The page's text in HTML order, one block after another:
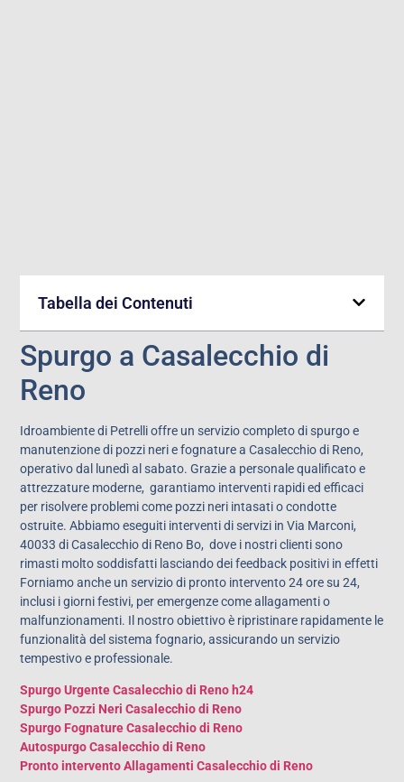
Tabella dei Contenuti
Spurgo a Casalecchio di
Reno
Idroambiente di Petrelli offre un servizio completo di spurgo e
manutenzione di pozzi neri e fognature a Casalecchio di Reno,
operativo dal lunedì al sabato. Grazie a personale qualificato e
attrezzature moderne, garantiamo interventi rapidi ed efficaci
per risolvere problemi come pozzi neri intasati o condotte
ostruite. Abbiamo eseguiti interventi di servizi in Via Marconi,
40033 di Casalecchio di Reno Bo, dove i nostri clienti sono
rimasti molto soddisfatti lasciando dei feedback positivi in effetti
Forniamo anche un servizio di pronto intervento 24 ore su 24,
inclusi i giorni festivi, per emergenze come allagamenti o
malfunzionamenti. Il nostro obiettivo è ripristinare rapidamente le
funzionalità del sistema fognario, assicurando un servizio
tempestivo e professionale.
Spurgo Urgente Casalecchio di Reno h24
Spurgo Pozzi Neri Casalecchio di Reno
Spurgo Fognature Casalecchio di Reno
Autospurgo Casalecchio di Reno
Pronto intervento Allagamenti Casalecchio di Reno